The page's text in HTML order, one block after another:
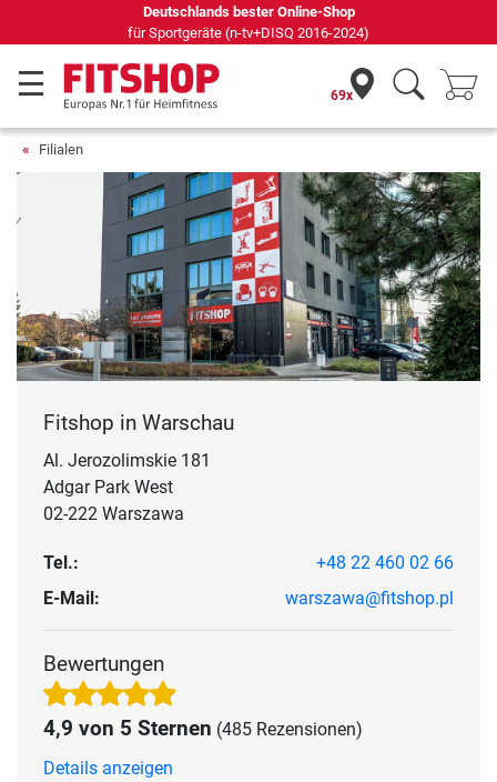
Deutschlands bester Online-Shop
für Sportgeräte (n-tv+DISQ 2016-2024)
69x
Filialen
Fitshop in Warschau
Al. Jerozolimskie 181
Adgar Park West
02-222 Warszawa
Tel.:
+48 22 460 02 66
E-Mail:
warszawa@fitshop.pl
Bewertungen
4,9 von 5 Sternen (485 Rezensionen)
Details anzeigen